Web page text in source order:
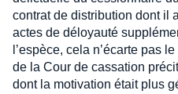
contrat de distribution dont il
actes de déloyauté
l’espèce, cela n’écarte pas
de la Cour de cassation
dont la motivation était plus